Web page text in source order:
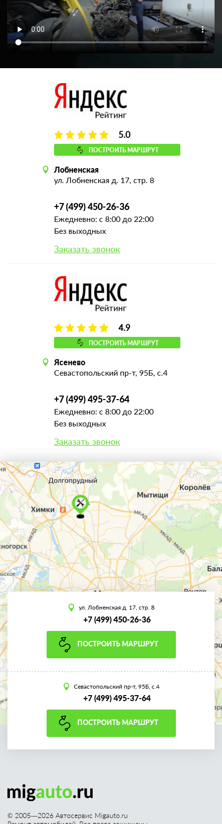
5.0
ПОСТРОИТЬ МАРШРУТ
Лобненская
ул. Лобненская д. 17, стр. 8
+7 (499) 450-26-36
Ежедневно: с 8:00 до 22:00
Без выходных
Заказать звонок
4.9
ПОСТРОИТЬ МАРШРУТ
Ясенево
Севастопольский пр-т, 95Б, с.4
+7 (499) 495-37-64
Ежедневно: с 8:00 до 22:00
Без выходных
Заказать звонок
ул. Лобненская д. 17, стр. 8
+7 (499) 450-26-36
ПОСТРОИТЬ МАРШРУТ
Севастопольский пр-т, 95Б, с.4
+7 (499) 495-37-64
ПОСТРОИТЬ МАРШРУТ
© 2005—2026 Автосервис Migauto.ru